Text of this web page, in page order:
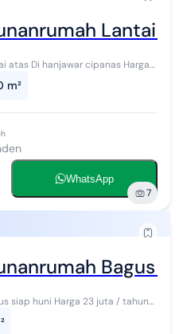
Lantai
Di hanjawar cipanas Harga
m²
WhatsApp
7
Bagus
23 juta / tahun